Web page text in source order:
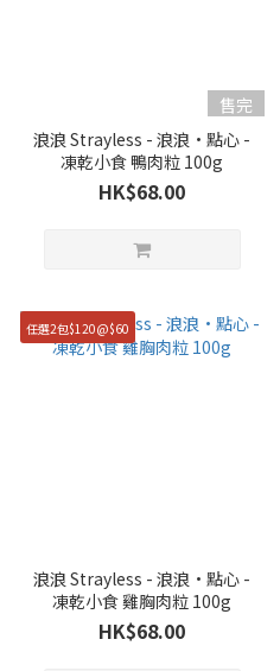
售完
浪浪 Strayless - 浪浪·點心 -
凍乾小食 鴨肉粒 100g
HK$68.00
任選2包$120@$60
浪浪 Strayless - 浪浪·點心 -
凍乾小食 雞胸肉粒 100g
HK$68.00